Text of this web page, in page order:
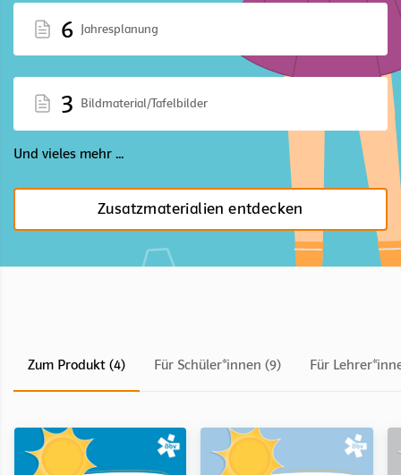
6 Jahresplanung
3 Bildmaterial/Tafelbilder
Und vieles mehr ...
Zusatzmaterialien entdecken
Zum Produkt (4) Für Schüler*innen (9) Für